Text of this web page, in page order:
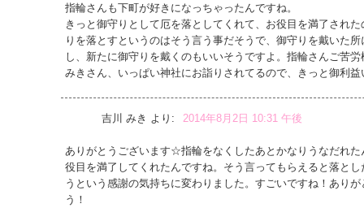
指輪さんも下町が好きになっちゃったんですね。
きっと御守りとして厄を落としてくれて、お役目を満了され
りを落とすというのはそう言う事だそうで、御守りを戴いた
し、新たに御守りを戴くのもいいそうですよ。指輪さんご苦労
みきさん、いっぱい神社にお詣りされてるので、きっと御利
吉川 みき より: 2014年8月2日 10:31 午後
ありがとうございます☆指輪をなくしたあとかなりうなだれ
役目を満了してくれたんですね。そう言ってもらえると落と
うという感謝の気持ちに変わりました。すごいですね！あり
う！